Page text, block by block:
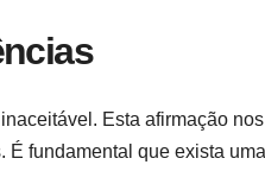
Esta afirmação nos
É fundamental que exista uma